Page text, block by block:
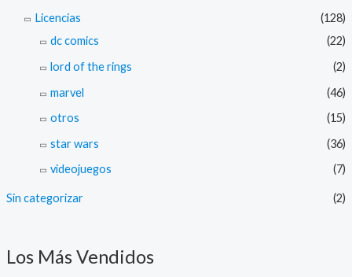
Licencias
(128)
dc comics
(22)
lord of the rings
(2)
marvel
(46)
otros
(15)
star wars
(36)
videojuegos
(7)
Sin categorizar (2)
Los Más Vendidos